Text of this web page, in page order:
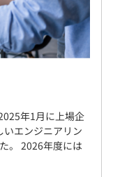
年1月に上場企
いエンジニアリン
。 2026年度には